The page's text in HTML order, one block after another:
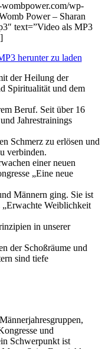
wombpower.com/wp-
Power – Sharan
text=”Video als MP3
herunter zu laden
der Heilung der
Spiritualität und dem
Beruf. Seit über 16
Jahrestrainings
Schmerz zu erlösen und
verbinden.
einer neuen
„Eine neue
Männern ging. Sie ist
Weiblichkeit
in unserer
der Schoßräume und
sind tiefe
und
Schwerpunkt ist